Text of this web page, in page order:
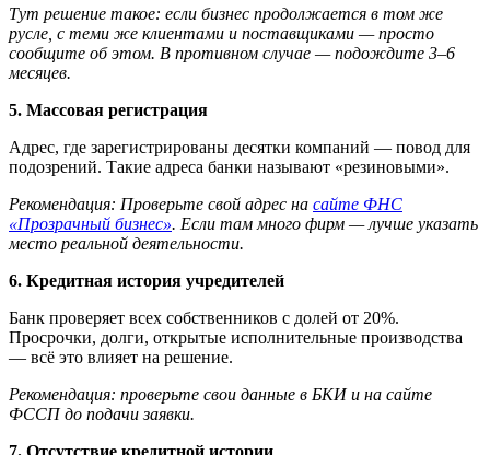
Тут решение такое: если бизнес продолжается в том же
русле, с теми же клиентами и поставщиками — просто
сообщите об этом. В противном случае — подождите 3–6
месяцев.
5. Массовая регистрация
Адрес, где зарегистрированы десятки компаний — повод для
подозрений. Такие адреса банки называют «резиновыми».
Рекомендация: Проверьте свой адрес на сайте ФНС
«Прозрачный бизнес». Если там много фирм — лучше указать
место реальной деятельности.
6. Кредитная история учредителей
Банк проверяет всех собственников с долей от 20%.
Просрочки, долги, открытые исполнительные производства
— всё это влияет на решение.
Рекомендация: проверьте свои данные в БКИ и на сайте
ФССПдо подачи заявки.
7. Отсутствие кредитной истории